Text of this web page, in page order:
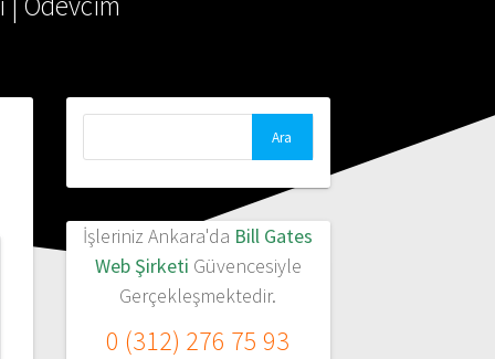
İşleriniz Ankara'da Bill Gates
Web Şirketi Güvencesiyle
Gerçekleşmektedir.
0 (312) 276 75 93